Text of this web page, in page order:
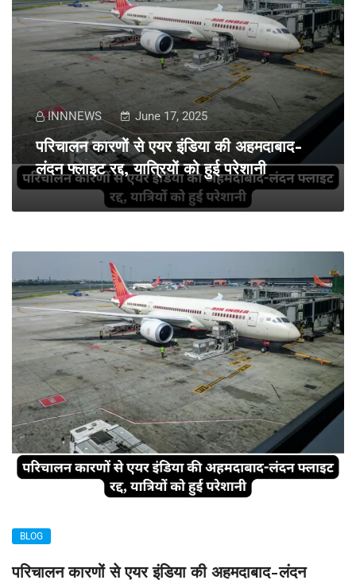
INNNEWS June 17, 2025
परिचालन कारणों से एयर इंडिया की अहमदाबाद-
लंदन फ्लाइट रद्द, यात्रियों को हुई परेशानी
BLOG
परिचालन कारणों से एयर इंडिया की अहमदाबाद-लंदन